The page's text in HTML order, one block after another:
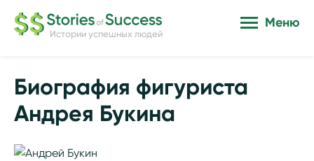
Истории успешных людей
Меню
Биография фигуриста
Андрея Букина